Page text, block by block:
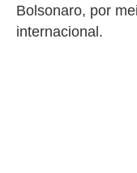
Bolsonaro, por
internacional.